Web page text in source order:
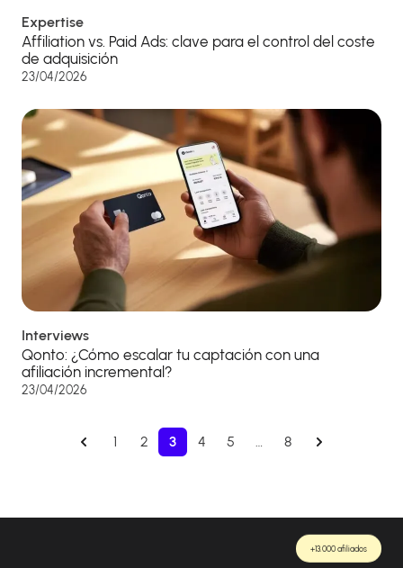
Expertise
Affiliation vs. Paid Ads: clave para el control del coste
de adquisición
23/04/2026
Interviews
Qonto: ¿Cómo escalar tu captación con una
afiliación incremental?
23/04/2026
1 2 3 4 5 … 8
+13.000 afiliados